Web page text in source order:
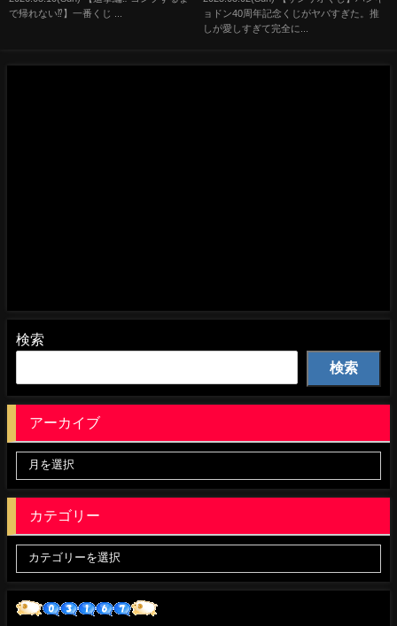
ラストワン賞
で帰れない⁉︎】一番くじ ...
ョドン40周年記念くじがヤバすぎた。推
しが愛しすぎて完全に...
検索
検索
アーカイブ
カテゴリー